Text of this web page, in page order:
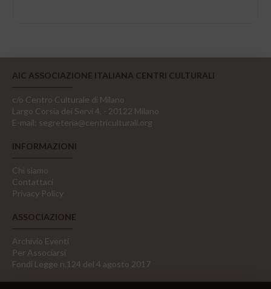
AIC ASSOCIAZIONE ITALIANA CENTRI CULTURALI
c/o Centro Culturale di Milano
Largo Corsia dei Servi 4, - 20122 Milano
E-mail: segreteria@centriculturali.org
INFORMAZIONI
Chi siamo
Contattaci
Privacy Policy
ASSOCIAZIONE
Archivio Eventi
Per Associarsi
Fondi Legge n.124 del 4 agosto 2017